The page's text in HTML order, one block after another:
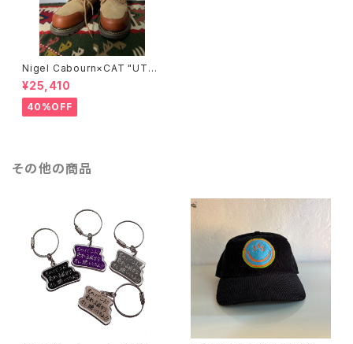
Nigel Cabourn×CAT "UTA
H"/BROWN
¥25,410
40%OFF
その他の商品